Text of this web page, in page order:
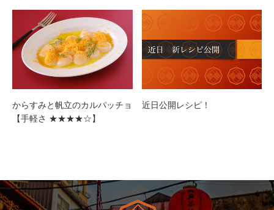
からすみと帆立のカルパッチョ
【手軽さ ★★★★☆】
近日公開レシピ！